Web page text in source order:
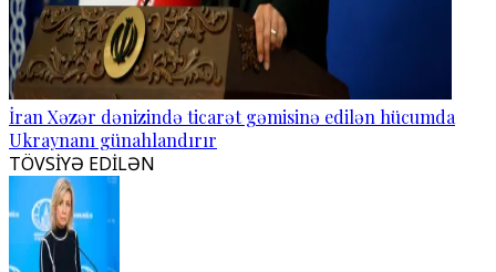
İran Xəzər dənizində ticarət gəmisinə edilən hücumda
Ukraynanı günahlandırır
TÖVSİYƏ EDİLƏN